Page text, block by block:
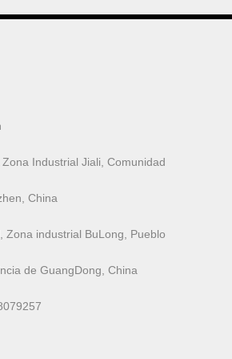
Industrial Jiali, Comunidad
China
Zona industrial BuLong, Pueblo
de GuangDong, China